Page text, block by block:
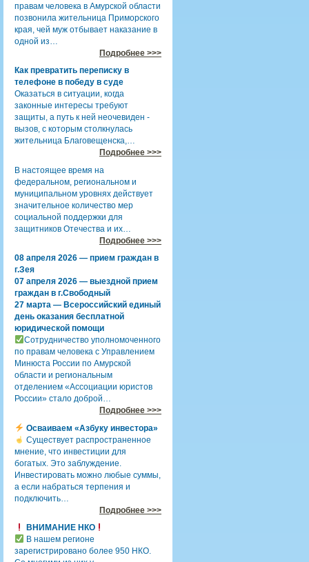
правам человека в Амурской области
позвонила жительница Приморского
края, чей муж отбывает наказание в
одной из…
Подробнее >>>
Как превратить переписку в
телефоне в победу в суде
Оказаться в ситуации, когда
законные интересы требуют
защиты, а путь к ней неочевиден -
вызов, с которым столкнулась
жительница Благовещенска,…
Подробнее >>>
В настоящее время на
федеральном, региональном и
муниципальном уровнях действует
значительное количество мер
социальной поддержки для
защитников Отечества и их…
Подробнее >>>
08 апреля 2026 — прием граждан в
г.Зея
07 апреля 2026 — выездной прием
граждан в г.Свободный
27 марта — Всероссийский единый
день оказания бесплатной
юридической помощи
Сотрудничество уполномоченного
по правам человека с Управлением
Минюста России по Амурской
области и региональным
отделением «Ассоциации юристов
России» стало доброй…
Подробнее >>>
Осваиваем «Азбуку инвестора»
Существует распространенное
мнение, что инвестиции для
богатых. Это заблуждение.
Инвестировать можно любые суммы,
а если набраться терпения и
подключить…
Подробнее >>>
ВНИМАНИЕ НКО
В нашем регионе
зарегистрировано более 950 НКО.